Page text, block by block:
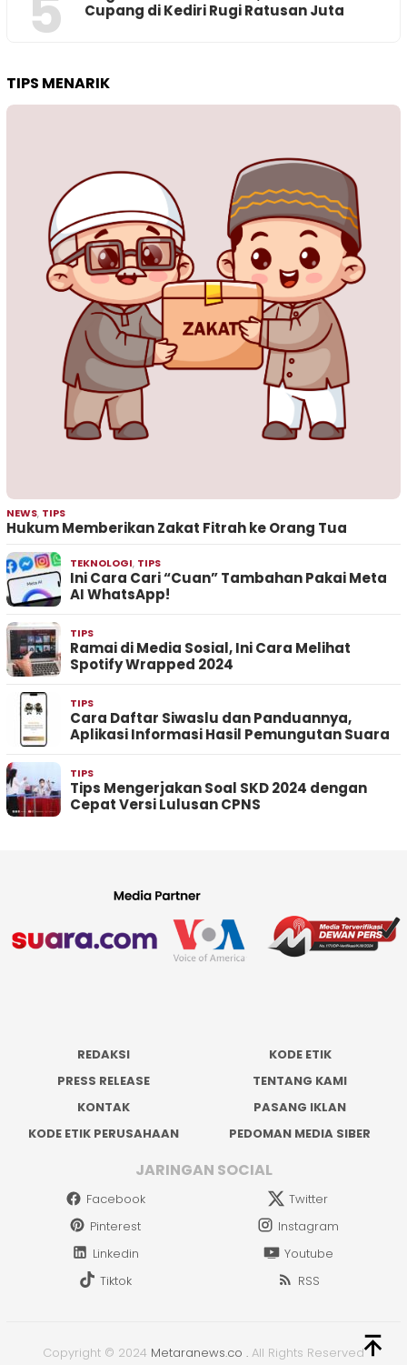
Cupang di Kediri Rugi Ratusan Juta
TIPS MENARIK
NEWS, TIPS
Hukum Memberikan Zakat Fitrah ke Orang Tua
TEKNOLOGI, TIPS
Ini Cara Cari “Cuan” Tambahan Pakai Meta
AI WhatsApp!
TIPS
Ramai di Media Sosial, Ini Cara Melihat
Spotify Wrapped 2024
TIPS
Cara Daftar Siwaslu dan Panduannya,
Aplikasi Informasi Hasil Pemungutan Suara
TIPS
Tips Mengerjakan Soal SKD 2024 dengan
Cepat Versi Lulusan CPNS
REDAKSI
KODE ETIK
PRESS RELEASE
TENTANG KAMI
KONTAK
PASANG IKLAN
KODE ETIK PERUSAHAAN
PEDOMAN MEDIA SIBER
JARINGAN SOCIAL
Facebook
Twitter
Pinterest
Instagram
Linkedin
Youtube
Tiktok
RSS
Copyright © 2024 Metaranews.co . All Rights Reserved